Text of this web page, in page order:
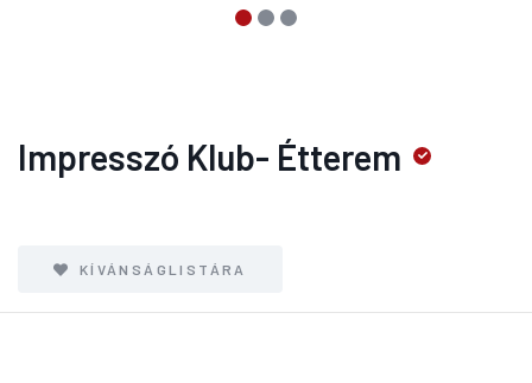
Impresszó Klub- Étterem
KÍVÁNSÁGLISTÁRA